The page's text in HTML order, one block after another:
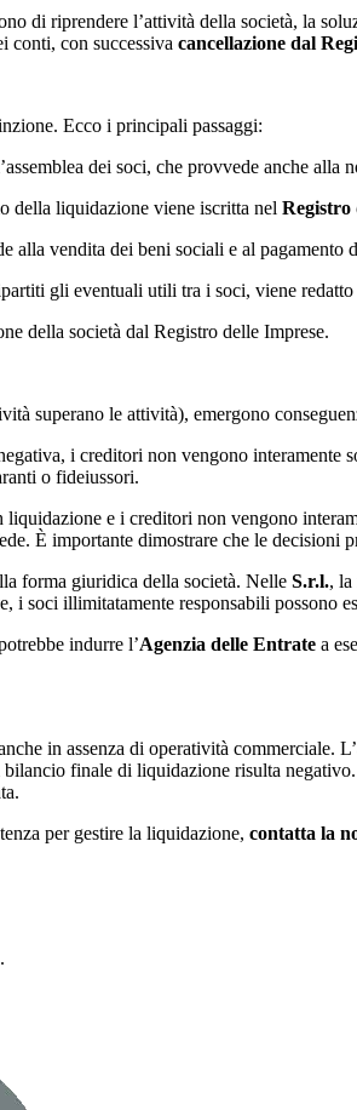
di riprendere l’attività della società, la
conti, con successiva cancellazione dal
Ecco i principali passaggi:
dei soci, che provvede anche alla
della liquidazione viene iscritta nel Registro
alla vendita dei beni sociali e al pagamento
gli eventuali utili tra i soci, viene
della società dal Registro delle Imprese.
superano le attività), emergono
i creditori non vengono interamente
o fideiussori.
liquidazione e i creditori non vengono
È importante dimostrare che le decisioni
forma giuridica della società. Nelle S.r.l., la
i soci illimitatamente responsabili possono
indurre l’Agenzia delle Entrate a
in assenza di operatività commerciale.
bilancio finale di liquidazione risulta
per gestire la liquidazione, contatta la